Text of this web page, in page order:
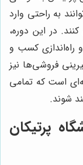
به راحتی وارد
در این دوره،
راه‌اندازی کسب و
فروشی‌ها نیز
است که تمامی
شوند.
پرتیکان